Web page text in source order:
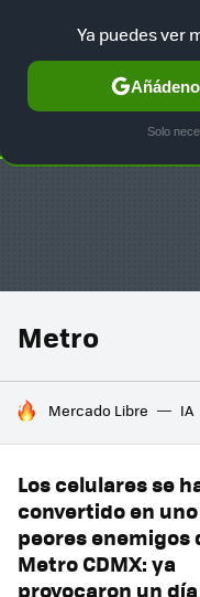
SELECCIÓN GAMING
Metro
HOY SE HABLA DE
Mercado Libre IA
Los celulares se
convertido en
peores enemigos
Metro CDMX: ya
provocaron un día
Ya puedes ver
Solo